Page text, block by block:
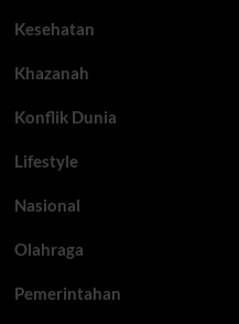
Kesehatan
Khazanah
Konflik Dunia
Lifestyle
Nasional
Olahraga
Pemerintahan